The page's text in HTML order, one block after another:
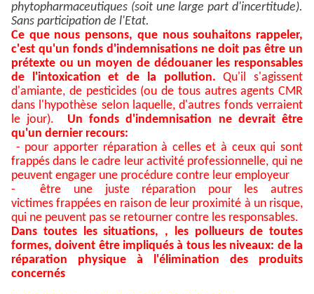
phytopharmaceutiques (soit une large part d'incertitude).
Sans participation de l'Etat.
Ce que nous pensons, que nous souhaitons rappeler,
c'est qu'un fonds d'indemnisations ne doit pas être un
prétexte ou un moyen de dédouaner les responsables
de l'intoxication et de la pollution.Qu'il s'agissent
d'amiante, de pesticides (ou de tous autres agents CMR
dans l'hypothèse selon laquelle, d'autres fonds verraient
le jour). Un fonds d'indemnisation ne devrait être
qu'un dernier recours:
- pour apporter réparation à celles et à ceux qui sont
frappés dans le cadre leur activité professionnelle, qui ne
peuvent engager une procédure contre leur employeur
-
être une juste réparation pour les autres
victimes frappées en raison de leur proximité à un risque,
qui ne peuvent pas se retourner contre les responsables.
Dans toutes les situations, , les pollueurs de toutes
formes, doivent être impliqués à tous les niveaux: de la
réparation physique à l'élimination des produits
concernés